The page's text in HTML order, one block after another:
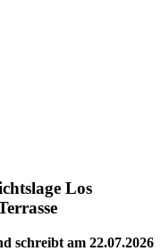
Los
schreibt am 22.07.2026